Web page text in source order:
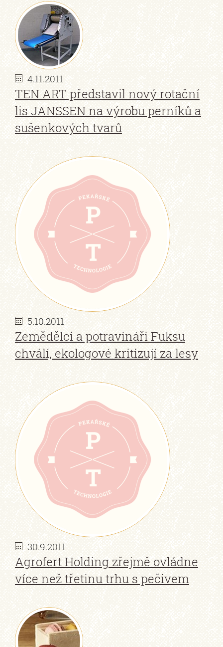
4.11.2011
TEN ART představil nový rotační
lis JANSSEN na výrobu perníků a
sušenkových tvarů
5.10.2011
Zemědělci a potravináři Fuksu
chválí, ekologové kritizují za lesy
30.9.2011
Agrofert Holding zřejmě ovládne
více než třetinu trhu s pečivem